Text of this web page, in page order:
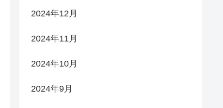
2024年12月
2024年11月
2024年10月
2024年9月